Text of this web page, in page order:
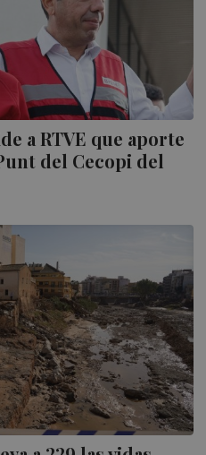
a RTVE que aporte
del Cecopi del